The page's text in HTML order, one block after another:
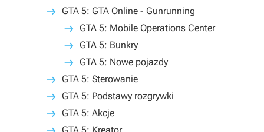
GTA 5: GTA Online - Gunrunning
GTA 5: Mobile Operations Center
GTA 5: Bunkry
GTA 5: Nowe pojazdy
GTA 5: Sterowanie
GTA 5: Podstawy rozgrywki
GTA 5: Akcje